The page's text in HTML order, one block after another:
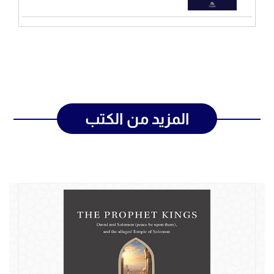
المزيد من الكتب